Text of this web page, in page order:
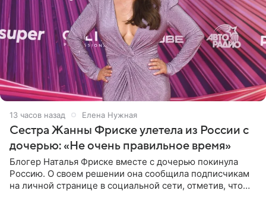
13 часов назад Елена Нужная
Сестра Жанны Фриске улетела из России с
дочерью: «Не очень правильное время»
Блогер Наталья Фриске вместе с дочерью покинула
Россию. О своем решении она сообщила подписчикам
на личной странице в социальной сети, отметив, что